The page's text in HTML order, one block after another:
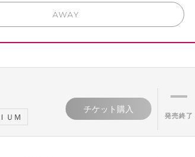
AWAY
ＵＭ
チケット購入
発売終了